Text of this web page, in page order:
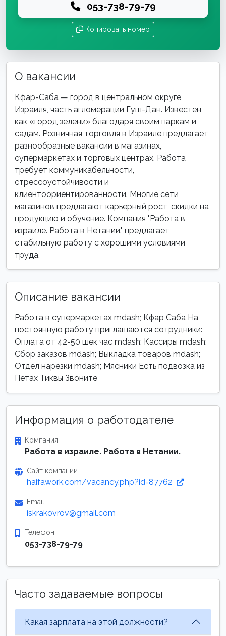
053-738-79-79
Копировать номер
О вакансии
Кфар-Саба — город в центральном округе
Израиля, часть агломерации Гуш-Дан. Известен
как «город зелени» благодаря своим паркам и
садам. Розничная торговля в Израиле предлагает
разнообразные вакансии в магазинах,
супермаркетах и торговых центрах. Работа
требует коммуникабельности,
стрессоустойчивости и
клиентоориентированности. Многие сети
магазинов предлагают карьерный рост, скидки на
продукцию и обучение. Компания "Работа в
израиле. Работа в Нетании." предлагает
стабильную работу с хорошими условиями
труда.
Описание вакансии
Работа в супермаркетах mdash; Кфар Саба На
постоянную работу приглашаются сотрудники:
Оплата от 42-50 шек час mdash; Кассиры mdash;
Сбор заказов mdash; Выкладка товаров mdash;
Отдел нарезки mdash; Мясники Есть подвозка из
Петах Тиквы Звоните
Информация о работодателе
Компания
Работа в израиле. Работа в Нетании.
Сайт компании
haifawork.com/vacancy.php?id=87762
Email
iskrakovrov@gmail.com
Телефон
053-738-79-79
Часто задаваемые вопросы
Какая зарплата на этой должности?